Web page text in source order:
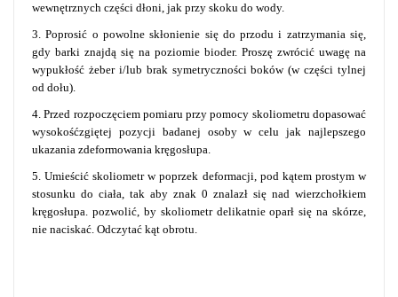
wewnętrznych części dłoni, jak przy skoku do wody.
3. Poprosić o powolne skłonienie się do przodu i zatrzymania się,
gdy barki znajdą się na poziomie bioder. Proszę zwrócić uwagę na
wypukłość żeber i/lub brak symetryczności boków (w części tylnej
od dołu).
4. Przed rozpoczęciem pomiaru przy pomocy skoliometru dopasować
wysokośćzgiętej pozycji badanej osoby w celu jak najlepszego
ukazania zdeformowania kręgosłupa.
5. Umieścić skoliometr w poprzek deformacji, pod kątem prostym w
stosunku do ciała, tak aby znak 0 znalazł się nad wierzchołkiem
kręgosłupa. pozwolić, by skoliometr delikatnie oparł się na skórze,
nie naciskać. Odczytać kąt obrotu.